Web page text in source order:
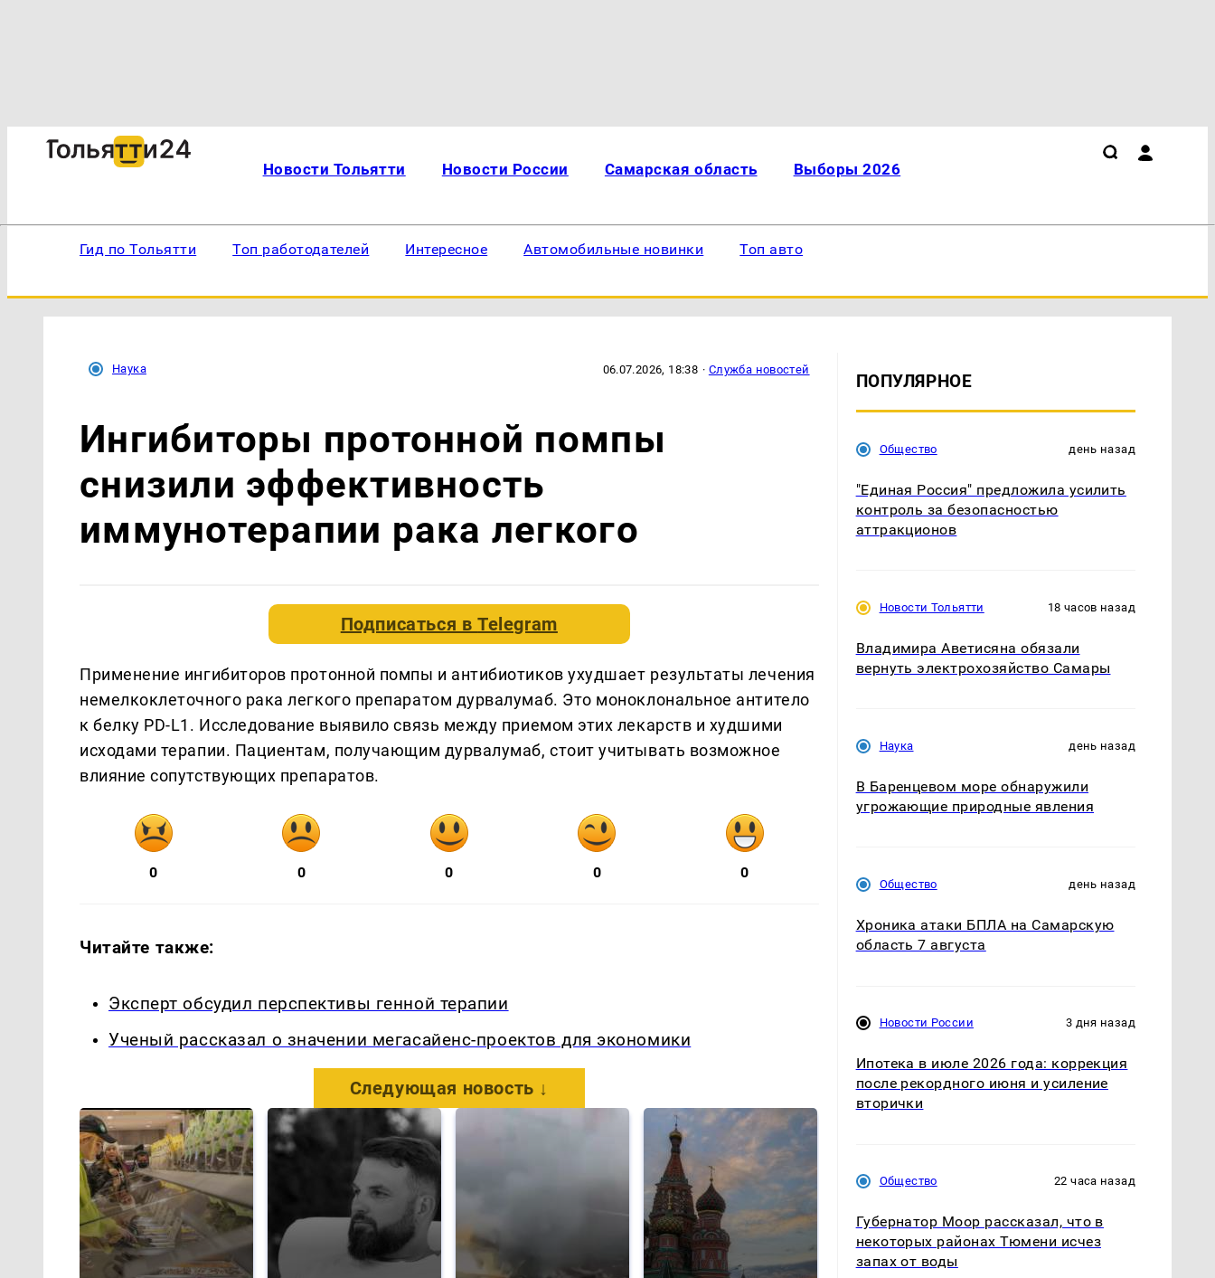
Новости Тольятти Новости России Самарская область Выборы 2026
Гид по Тольятти Топ работодателей Интересное Автомобильные новинки Топ авто
Наука 06.07.2026, 18:38 · Служба новостей
Ингибиторы протонной помпы
снизили эффективность
иммунотерапии рака легкого
Подписаться вTelegram
Применение ингибиторов протонной помпы и антибиотиков ухудшает результаты лечения
немелкоклеточного рака легкого препаратом дурвалумаб. Это моноклональное антитело
к белку PD-L1. Исследование выявило связь между приемом этих лекарств и худшими
исходами терапии. Пациентам, получающим дурвалумаб, стоит учитывать возможное
влияние сопутствующих препаратов.
0 0 0 0 0
Читайте также:
Эксперт обсудил перспективы генной терапии
Ученый рассказал о значении мегасайенс-проектов для экономики
Следующая новость ↓
ПОПУЛЯРНОЕ
Общество день назад
"Единая Россия" предложила усилить
контроль за безопасностью
аттракционов
Новости Тольятти 18 часов назад
Владимира Аветисяна обязали
вернуть электрохозяйство Самары
Наука день назад
В Баренцевом море обнаружили
угрожающие природные явления
Общество день назад
Хроника атаки БПЛА на Самарскую
область 7 августа
Новости России 3 дня назад
Ипотека в июле 2026 года: коррекция
после рекордного июня и усиление
вторички
Общество 22 часа назад
Губернатор Моор рассказал, что в
некоторых районах Тюмени исчез
запах от воды